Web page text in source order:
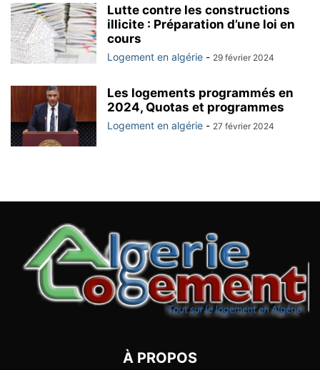
Lutte contre les constructions
illicite : Préparation d’une loi en
cours
Logement en algérie - 29 février 2024
Les logements programmés en
2024, Quotas et programmes
Logement en algérie - 27 février 2024
À PROPOS